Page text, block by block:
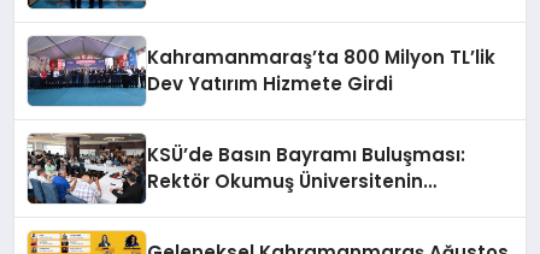
Kahramanmaraş’ta 800 Milyon TL’lik
Dev Yatırım Hizmete Girdi
KSÜ’de Basın Bayramı Buluşması:
Rektör Okumuş Üniversitenin